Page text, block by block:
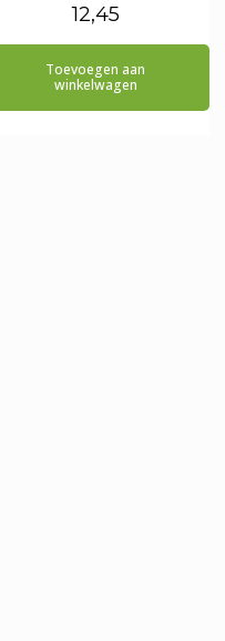
12,45
Toevoegen aan
winkelwagen